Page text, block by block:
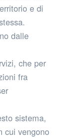
e di
dalle
che per
fra
sistema,
cui vengono